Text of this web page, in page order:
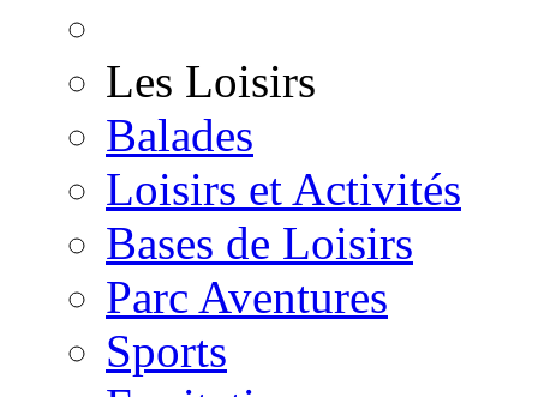
Les Loisirs
Balades
Loisirs et Activités
Bases de Loisirs
Parc Aventures
Sports